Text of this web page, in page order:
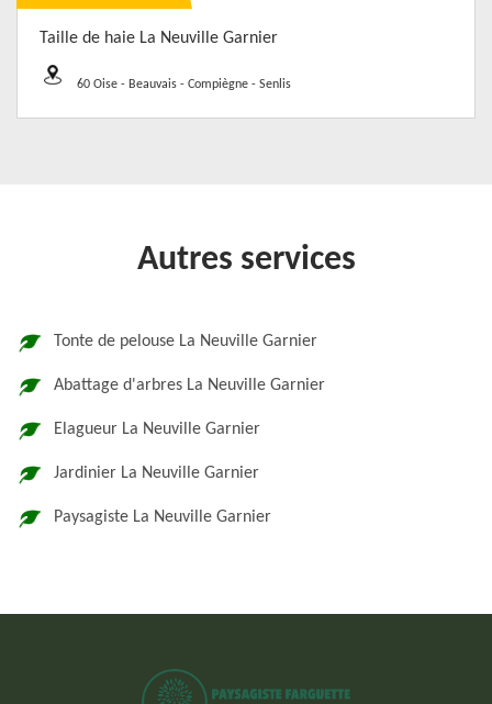
Taille de haie La Neuville Garnier
60 Oise - Beauvais - Compiègne - Senlis
Autres services
Tonte de pelouse La Neuville Garnier
Abattage d'arbres La Neuville Garnier
Elagueur La Neuville Garnier
Jardinier La Neuville Garnier
Paysagiste La Neuville Garnier